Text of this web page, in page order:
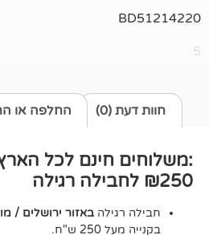
תנאי החלפה או החזרה
לכל הארץ בקנייה
באזור ירושלים / מודיעין– 35 ש"ח –